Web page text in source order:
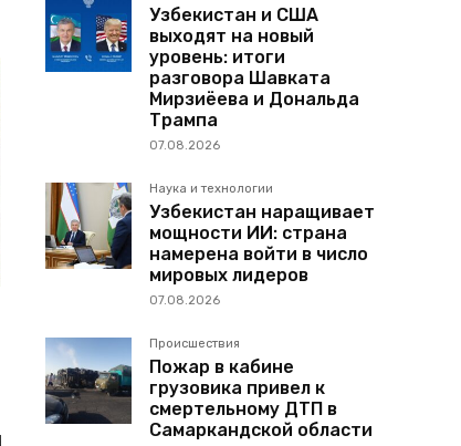
Узбекистан и США
выходят на новый
уровень: итоги
разговора Шавката
Мирзиёева и Дональда
Трампа
07.08.2026
Наука и технологии
Узбекистан наращивает
мощности ИИ: страна
намерена войти в число
мировых лидеров
07.08.2026
Происшествия
Пожар в кабине
грузовика привел к
смертельному ДТП в
Самаркандской области